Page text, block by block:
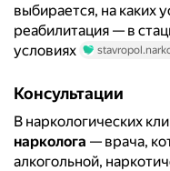
выбирается, на каких
реабилитация — в
условиях
Консультации
В наркологических
нарколога — врача,
алкогольной,